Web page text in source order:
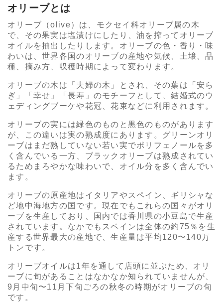
オリーブとは
オリーブ（olive）は、モクセイ科オリーブ属の木
で、その果実は塩漬けにしたり、油を搾ってオリーブ
オイルを抽出したりします。オリーブの色・香り・味
わいは、世界各国のオリーブの産地や気候、土壌、品
種、摘み方、収穫時期によって変わります。
オリーブの木は「夫婦の木」とされ、その葉は「安ら
ぎ」「幸せ」「長寿」のモチーフとして、結婚式のウ
ェディングブーケや花冠、花束などに利用されます。
オリーブの実には緑色のものと黒色のものがあります
が、この違いは実の熟成度にあります。グリーンオリ
ーブはまだ熟していない若い実でポリフェノールを多
く含んでいる一方、ブラックオリーブは熟成されてい
るためまろやかな味わいで、オイル分を多く含んでい
ます。
オリーブの原産地はイタリアやスペイン、ギリシャな
ど地中海地方の国です。現在でもこれらの国々がオリ
ーブを生産しており、国内では香川県の小豆島で生産
されています。なかでもスペインは全体の約75％を生
産する世界最大の産地で、生産量は平均120〜140万
トンです。
オリーブオイルは1年を通して店頭に並ぶため、オリ
ーブに旬があることはなかなか知られていませんが、
9月中旬〜11月下旬ごろの秋冬の時期がオリーブの旬
です。